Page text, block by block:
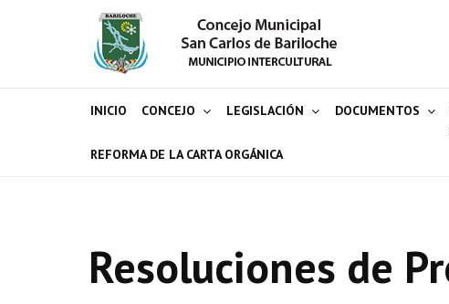
INICIO CONCEJO LEGISLACIÓN DOCUMENTOS
REFORMA DE LA CARTA ORGÁNICA
Resoluciones de